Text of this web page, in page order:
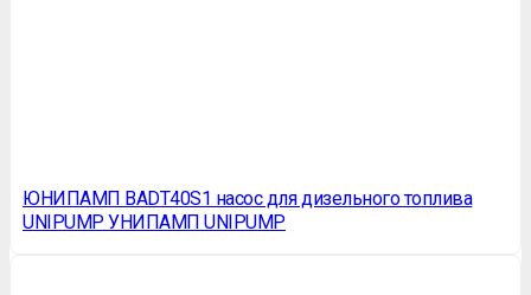
ЮНИПАМП BADT40S1 насос для дизельного топлива
UNIPUMP УНИПАМП UNIPUMP